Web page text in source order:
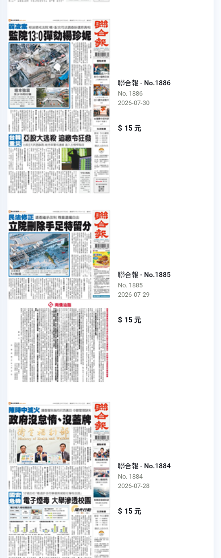
聯合報 - No.1886
No. 1886
2026-07-30
$ 15 元
聯合報 - No.1885
No. 1885
2026-07-29
$ 15 元
聯合報 - No.1884
No. 1884
2026-07-28
$ 15 元